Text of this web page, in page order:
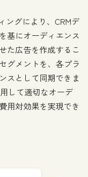
ングにより、CRMデ
基にオーディエンス
た広告を作成するこ
グメントを、各プラ
スとして同期できま
して適切なオーデ
用対効果を実現でき